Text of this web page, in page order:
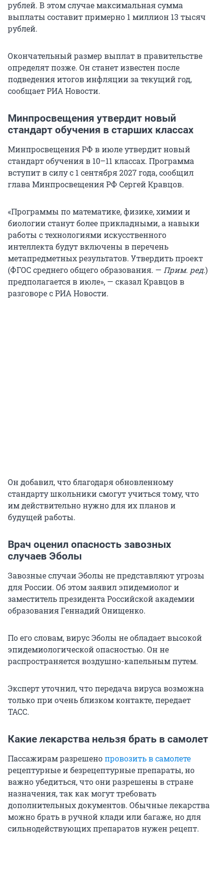
рублей. В этом случае максимальная сумма
выплаты составит примерно 1 миллион 13 тысяч
рублей.
Окончательный размер выплат в правительстве
определят позже. Он станет известен после
подведения итогов инфляции за текущий год,
сообщает РИА Новости.
Минпросвещения утвердит новый
стандарт обучения в старших классах
Минпросвещения РФ в июле утвердит новый
стандарт обучения в 10–11 классах. Программа
вступит в силу с 1 сентября 2027 года, сообщил
глава Минпросвещения РФ Сергей Кравцов.
«Программы по математике, физике, химии и
биологии станут более прикладными, а навыки
работы с технологиями искусственного
интеллекта будут включены в перечень
метапредметных результатов. Утвердить проект
(ФГОС среднего общего образования. — Прим. ред.)
предполагается в июле», — сказал Кравцов в
разговоре с РИА Новости.
Он добавил, что благодаря обновленному
стандарту школьники смогут учиться тому, что
им действительно нужно для их планов и
будущей работы.
Врач оценил опасность завозных
случаев Эболы
Завозные случаи Эболы не представляют угрозы
для России. Об этом заявил эпидемиолог и
заместитель президента Российской академии
образования Геннадий Онищенко.
По его словам, вирус Эболы не обладает высокой
эпидемиологической опасностью. Он не
распространяется воздушно-капельным путем.
Эксперт уточнил, что передача вируса возможна
только при очень близком контакте, передает
ТАСС.
Какие лекарства нельзя брать в самолет
Пассажирам разрешенопровозить в самолете
рецептурные и безрецептурные препараты, но
важно убедиться, что они разрешены в стране
назначения, так как могут требовать
дополнительных документов. Обычные лекарства
можно брать в ручной клади или багаже, но для
сильнодействующих препаратов нужен рецепт.